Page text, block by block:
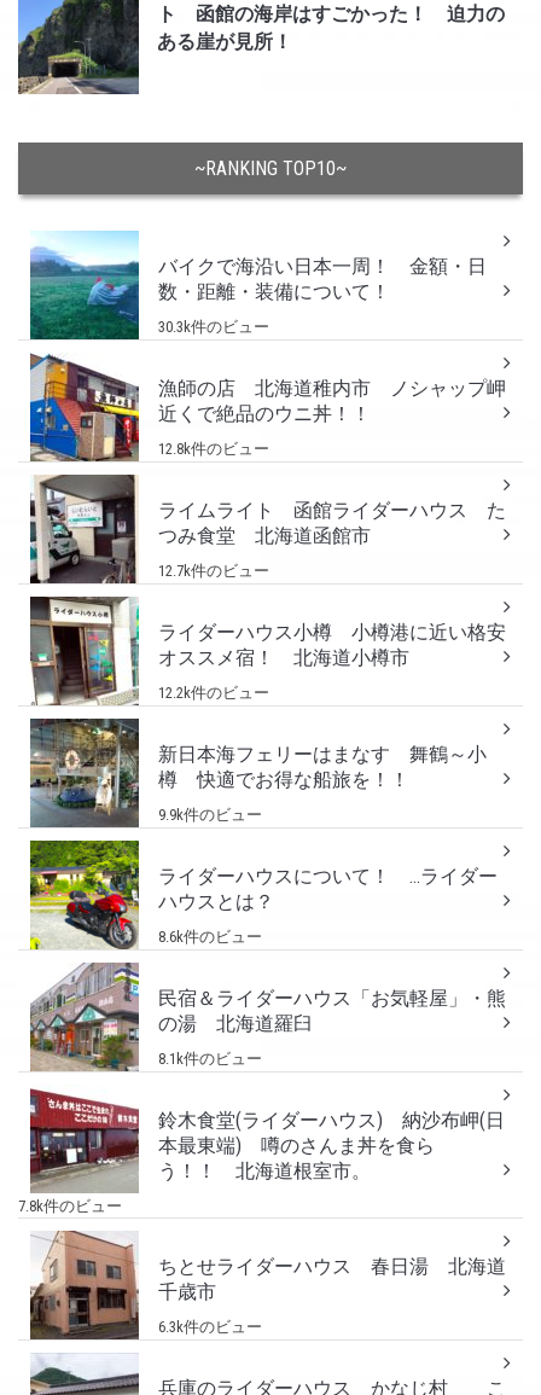
ト 函館の海岸はすごかった！ 迫力の
ある崖が見所！
~RANKING TOP10~
バイクで海沿い日本一周！ 金額・日
数・距離・装備について！
30.3k件のビュー
漁師の店 北海道稚内市 ノシャップ岬
近くで絶品のウニ丼！！
12.8k件のビュー
ライムライト 函館ライダーハウス た
つみ食堂 北海道函館市
12.7k件のビュー
ライダーハウス小樽 小樽港に近い格安
オススメ宿！ 北海道小樽市
12.2k件のビュー
新日本海フェリーはまなす 舞鶴～小
樽 快適でお得な船旅を！！
9.9k件のビュー
ライダーハウスについて！ …ライダー
ハウスとは？
8.6k件のビュー
民宿＆ライダーハウス「お気軽屋」・熊
の湯 北海道羅臼
8.1k件のビュー
鈴木食堂(ライダーハウス) 納沙布岬(日
本最東端) 噂のさんま丼を食ら
う！！ 北海道根室市。
7.8k件のビュー
ちとせライダーハウス 春日湯 北海道
千歳市
6.3k件のビュー
兵庫のライダーハウス かなじ村 こ